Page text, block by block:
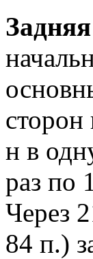
н в
раз по
Через
84 п.)